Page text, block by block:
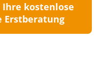
kostenlose
Erstberatung